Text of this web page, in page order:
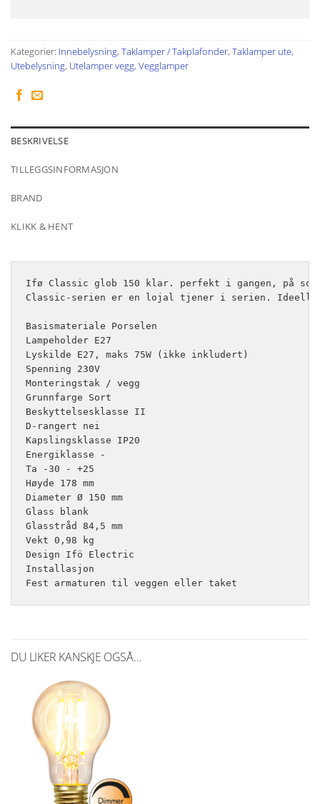
Kategorier: Innebelysning, Taklamper / Takplafonder, Taklamper ute,
Utebelysning, Utelamper vegg, Vegglamper
BESKRIVELSE
TILLEGGSINFORMASJON
BRAND
KLIKK & HENT
Ifø Classic glob 150 klar. perfekt i gangen, på
Classic-serien er en lojal tjener i serien. Ideell i
Basismateriale Porselen
Lampeholder E27
Lyskilde E27, maks 75W (ikke inkludert)
Spenning 230V
Monteringstak / vegg
Grunnfarge Sort
Beskyttelsesklasse II
D-rangert nei
Kapslingsklasse IP20
Energiklasse -
Ta -30 - +25
Høyde 178 mm
Diameter Ø 150 mm
Glass blank
Glasstråd 84,5 mm
Vekt 0,98 kg
Design Ifö Electric
Installasjon
Fest armaturen til veggen eller taket
DU LIKER KANSKJE OGSÅ…